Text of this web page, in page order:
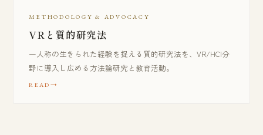
METHODOLOGY & ADVOCACY
VRと質的研究法
一人称の生きられた経験を捉える質的研究法を、VR/HCI分
野に導入し広める方法論研究と教育活動。
READ